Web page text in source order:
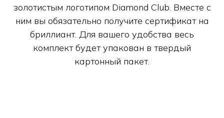
золотистым логотипом Diamond Club. Вместе с
ним вы обязательно получите сертификат на
бриллиант. Для вашего удобства весь
комплект будет упакован в твердый
картонный пакет.